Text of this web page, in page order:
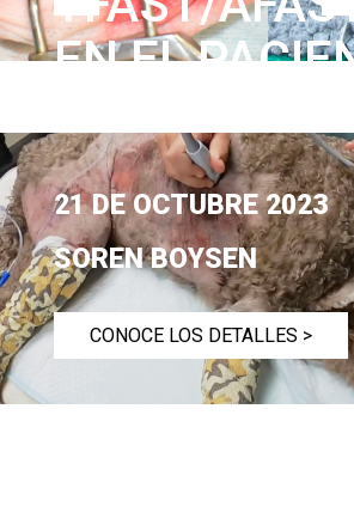
EN EL
21 DE OCTUBRE 2023
SOREN BOYSEN
CONOCE LOS DETALLES >